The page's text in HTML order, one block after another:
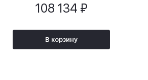
108 134 ₽
В корзину